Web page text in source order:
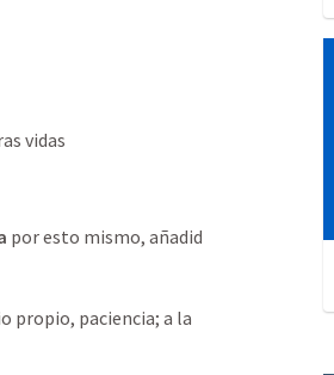
vidas
por esto mismo, añadid
propio, paciencia; a la